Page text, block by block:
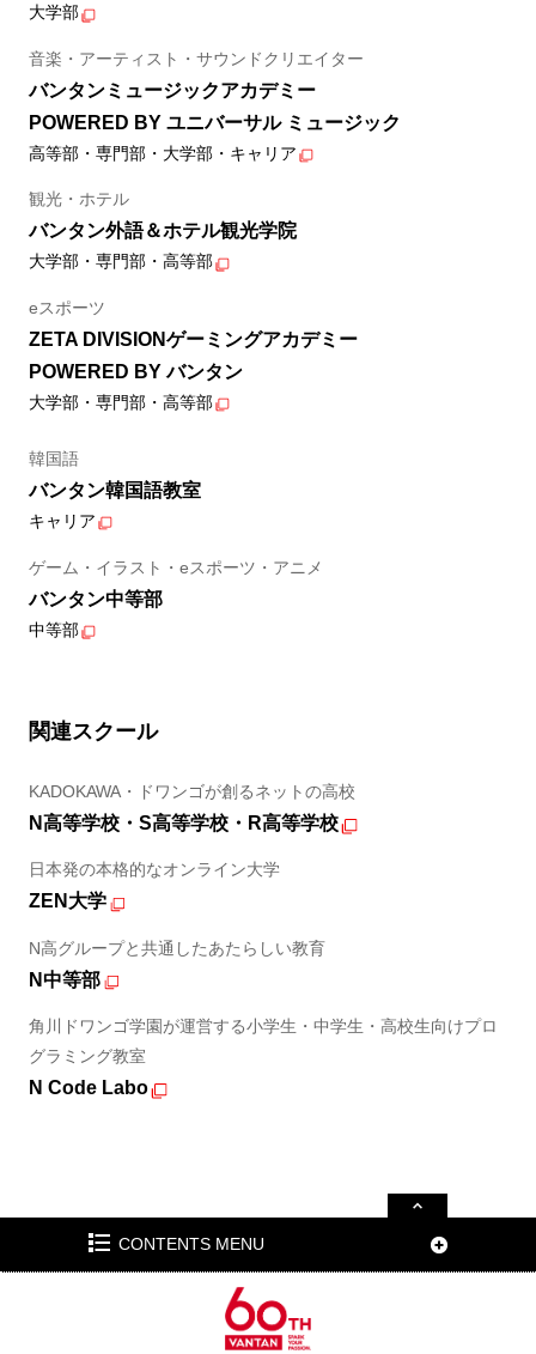
大学部
音楽・アーティスト・サウンドクリエイター
バンタンミュージックアカデミー
POWERED BY ユニバーサル ミュージック
高等部・専門部・大学部・キャリア
観光・ホテル
バンタン外語＆ホテル観光学院
大学部・専門部・高等部
eスポーツ
ZETA DIVISIONゲーミングアカデミー
POWERED BY バンタン
大学部・専門部・高等部
韓国語
バンタン韓国語教室
キャリア
ゲーム・イラスト・eスポーツ・アニメ
バンタン中等部
中等部
関連スクール
KADOKAWA・ドワンゴが創るネットの高校
N高等学校・S高等学校・R高等学校
日本発の本格的なオンライン大学
ZEN大学
N高グループと共通したあたらしい教育
N中等部
角川ドワンゴ学園が運営する小学生・中学生・高校生向けプロ
グラミング教室
N Code Labo
CONTENTS MENU